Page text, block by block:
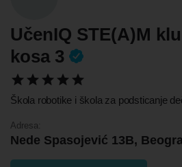
UčenIQ STE(A)M
kosa 3
Škola robotike i škola za podsticanje
Adresa:
Nede Spasojević 13B,